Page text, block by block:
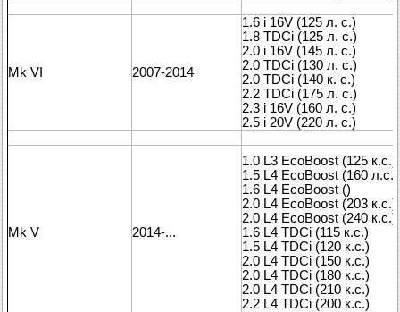
Mk VI 2007-2014
1.6 i 16V (125 л. с.)
1.8 TDCi (125 л. с.)
2.0 i 16V (145 л. с.)
2.0 TDCi (130 л. с.)
2.0 TDCi (140 к. с.)
2.2 TDCi (175 л. с.)
2.3 i 16V (160 л. с.)
2.5 i 20V (220 л. с.)
Mk V 2014-...
1.0 L3 EcoBoost (125 к.с.)
1.5 L4 EcoBoost (160 л.с.)
1.6 L4 EcoBoost ()
2.0 L4 EcoBoost (203 к.с.)
2.0 L4 EcoBoost (240 к.с.)
1.6 L4 TDCi (115 к.с.)
1.5 L4 TDCi (120 к.с.)
2.0 L4 TDCi (150 к.с.)
2.0 L4 TDCi (180 к.с.)
2.0 L4 TDCi (210 к.с.)
2.2 L4 TDCi (200 к.с.)